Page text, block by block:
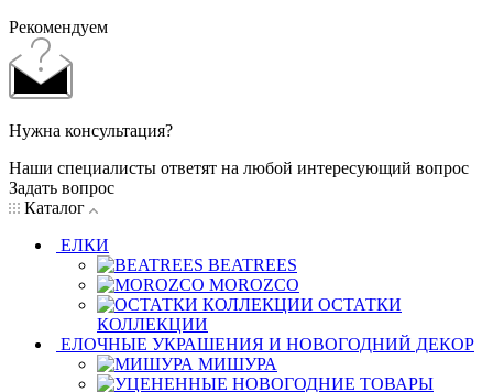
Рекомендуем
Нужна консультация?
Наши специалисты ответят на любой интересующий вопрос
Задать вопрос
Каталог
ЕЛКИ
BEATREES
MOROZCO
ОСТАТКИ
КОЛЛЕКЦИИ
ЕЛОЧНЫЕ УКРАШЕНИЯ И НОВОГОДНИЙ ДЕКОР
МИШУРА